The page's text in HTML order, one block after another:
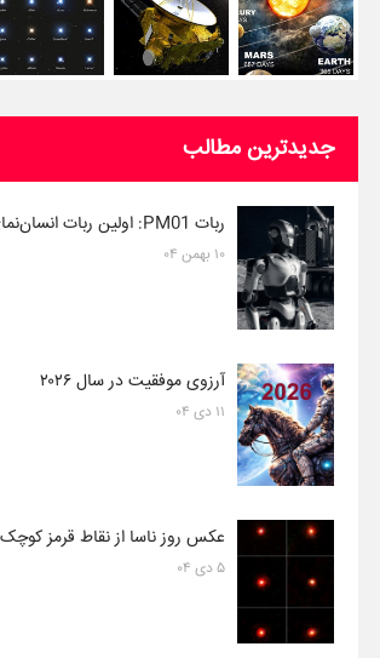
جدیدترین مطالب
ربات PM01: اولین ربات انسان‌نمای فضانورد جهان
۱۰ بهمن ۰۴
آرزوی موفقیت در سال ۲۰۲۶
۱۱ دی ۰۴
عکس روز ناسا از نقاط قرمز
۵ دی ۰۴